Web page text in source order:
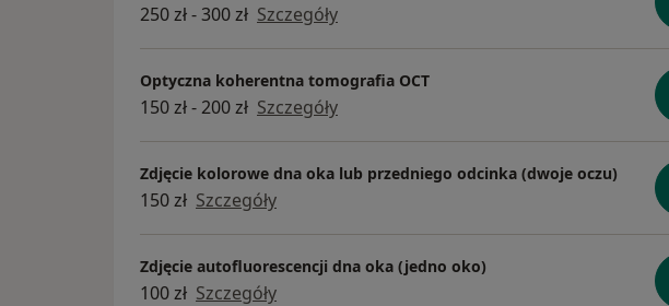
250 zł - 300 zł Szczegóły
Optyczna koherentna tomografia OCT
150 zł - 200 zł Szczegóły
Zdjęcie kolorowe dna oka lub przedniego odcinka (dwoje oczu)
150 zł Szczegóły
Zdjęcie autofluorescencji dna oka (jedno oko)
100 zł Szczegóły